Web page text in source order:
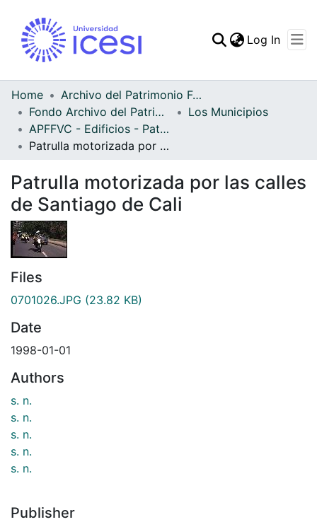
Statistics
Log In
Home
Archivo del Patrimonio Fotográfico y Fílmico del Valle del Cauca
Fondo Archivo del Patrimonio Fotográfico y Fílmico del Valle del Cauca
Los Municipios
APFFVC - Edificios - Patrimonial
Patrulla motorizada por las calles de Santiago de Cali
Patrulla motorizada por las calles
de Santiago de Cali
Files
0701026.JPG (23.82 KB)
Date
1998-01-01
Authors
s. n.
s. n.
s. n.
s. n.
s. n.
Publisher